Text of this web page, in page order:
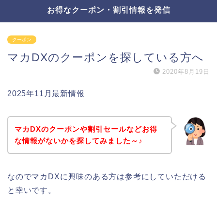
お得なクーポン・割引情報を発信
クーポン
マカDXのクーポンを探している方へ
2020年8月19日
2025年11月最新情報
マカDXのクーポンや割引セールなどお得
な情報がないかを探してみました～♪
なのでマカDXに興味のある方は参考にしていただける
と幸いです。